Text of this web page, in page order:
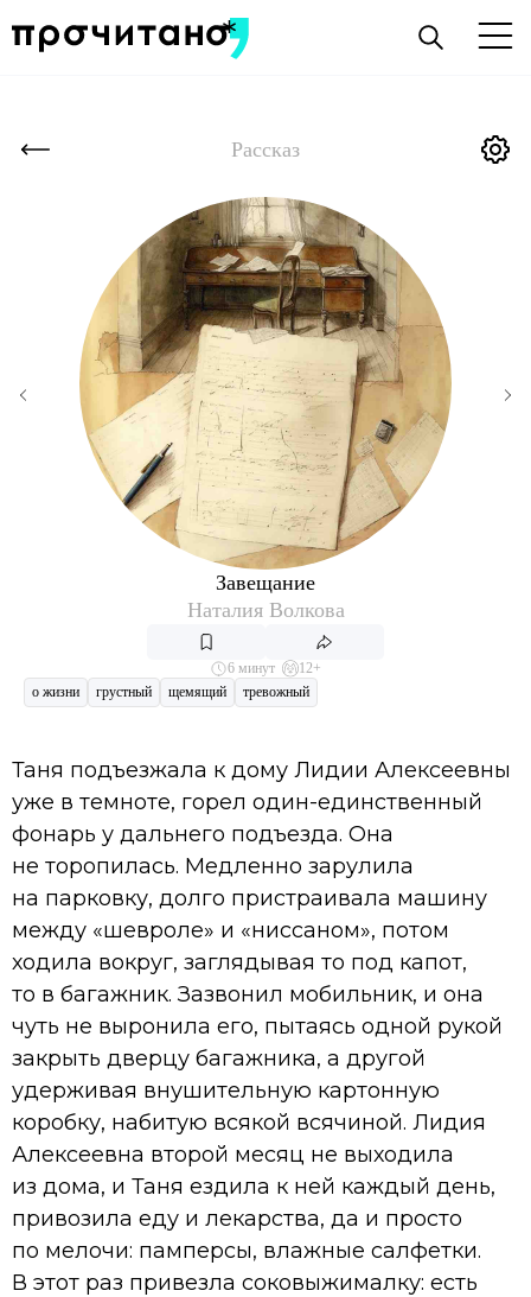
Рассказ
Завещание
Наталия Волкова
6 минут
12+
о жизни
грустный щемящий тревожный
Таня подъезжала к дому Лидии Алексеевны
уже в темноте, горел один-единственный
фонарь у дальнего подъезда. Она
не торопилась. Медленно зарулила
на парковку, долго пристраивала машину
между «шевроле» и «ниссаном», потом
ходила вокруг, заглядывая то под капот,
то в багажник. Зазвонил мобильник, и она
чуть не выронила его, пытаясь одной рукой
закрыть дверцу багажника, а другой
удерживая внушительную картонную
коробку, набитую всякой всячиной. Лидия
Алексеевна второй месяц не выходила
из дома, и Таня ездила к ней каждый день,
привозила еду и лекарства, да и просто
по мелочи: памперсы, влажные салфетки.
В этот раз привезла соковыжималку: есть